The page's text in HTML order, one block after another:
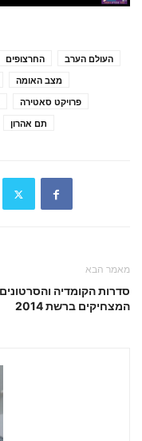
החרצופים
העולם הערב
מצב האומה
פרויקט סאטירה
תם אהרון
מאמר הבא
סדרות הקומדיה והסרטונים
המצחיקים ברשת 2014